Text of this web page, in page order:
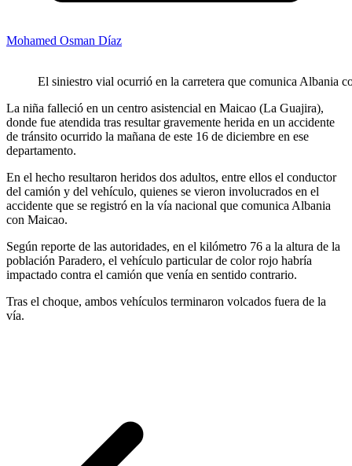
Mohamed Osman Díaz
El siniestro vial ocurrió en la carretera que comunica Albania
La niña falleció en un centro asistencial en Maicao (La Guajira),
donde fue atendida tras resultar gravemente herida en un accidente
de tránsito ocurrido la mañana de este 16 de diciembre en ese
departamento.
En el hecho resultaron heridos dos adultos, entre ellos el conductor
del camión y del vehículo, quienes se vieron involucrados en el
accidente que se registró en la vía nacional que comunica Albania
con Maicao.
Según reporte de las autoridades, en el kilómetro 76 a la altura de la
población Paradero, el vehículo particular de color rojo habría
impactado contra el camión que venía en sentido contrario.
Tras el choque, ambos vehículos terminaron volcados fuera de la
vía.